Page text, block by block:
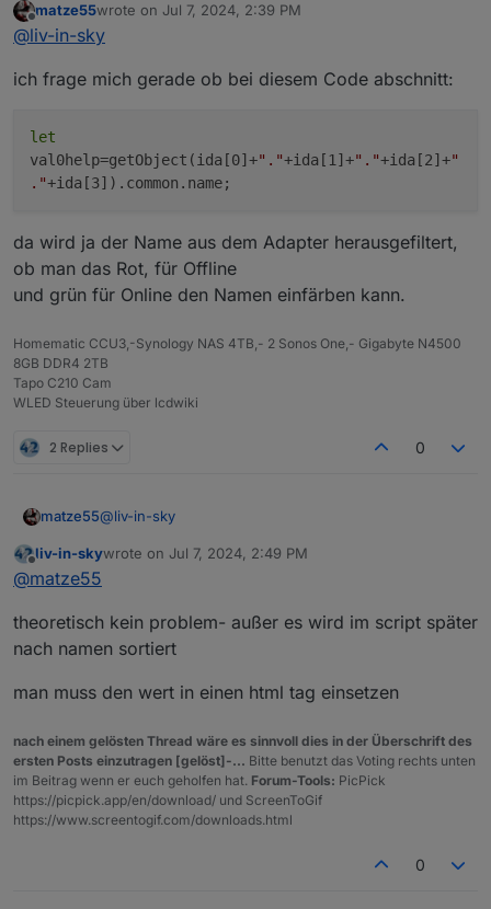
ein beispiel schaut dann ung. so aus:
Offline
matze55wrote on Jul 7, 2024, 2:39 PM
last edited by
@liv-in-sky
ich frage mich gerade ob bei diesem Code abschnitt:
let
val0help=getObject(ida[0]+"."+ida[1]+"."+ida[2]+"
."+ida[3]).common.name;
da wird ja der Name aus dem Adapter herausgefiltert,
ob man das Rot, für Offline
und grün für Online den Namen einfärben kann.
Homematic CCU3,-Synology NAS 4TB,- 2 Sonos One,- Gigabyte N4500
8GB DDR4 2TB
Tapo C210 Cam
WLED Steuerung über lcdwiki
2 Replies 0
matze55@liv-in-sky
ich frage mich gerade ob bei diesem Code abschnitt:
da wird ja der Name aus dem Adapter herausgefiltert,
ob man das Rot, für Offline
Offline
liv-in-skywrote on Jul 7, 2024, 2:49 PM
last edited by
@matze55
theoretisch kein problem- außer es wird im script später
nach namen sortiert
man muss den wert in einen html tag einsetzen
nach einem gelösten Thread wäre es sinnvoll dies in der Überschrift des
ersten Posts einzutragen [gelöst]-... Bitte benutzt das Voting rechts unten
im Beitrag wenn er euch geholfen hat. Forum-Tools: PicPick
https://picpick.app/en/download/ und ScreenToGif
https://www.screentogif.com/downloads.html
0